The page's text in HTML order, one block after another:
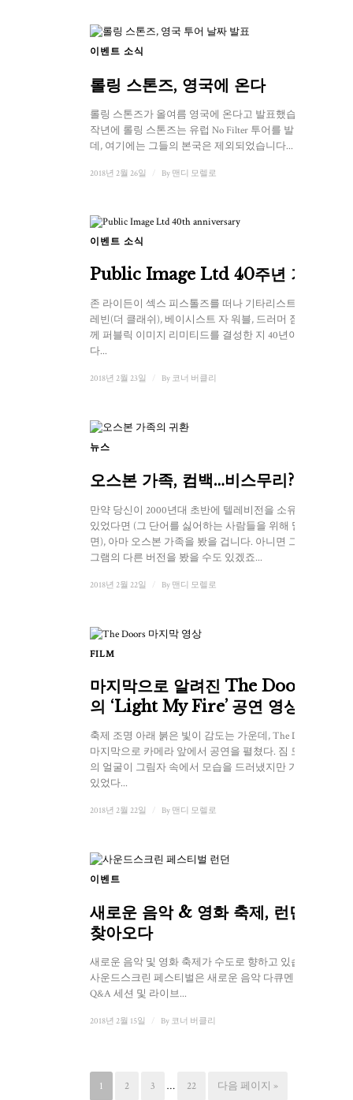
이벤트 소식
롤링 스톤즈, 영국에 온다
롤링 스톤즈가 올여름 영국에 온다고 발표했습니다.
작년에 롤링 스톤즈는 유럽 No Filter 투어를 발표했는
데, 여기에는 그들의 본국은 제외되었습니다...
2018년 2월 26일 By 맨디 모렐로
이벤트 소식
Public Image Ltd 40주년 기념
존 라이든이 섹스 피스톨즈를 떠나 기타리스트 키스
레빈(더 클래쉬), 베이시스트 자 워블, 드러머 짐과 함
께 퍼블릭 이미지 리미티드를 결성한 지 40년이 흘렀
다...
2018년 2월 23일 By 코너 버클리
뉴스
오스본 가족, 컴백…비스무리?
만약 당신이 2000년대 초반에 텔레비전을 소유하고
있었다면 (그 단어를 싫어하는 사람들을 위해 말하자
면), 아마 오스본 가족을 봤을 겁니다. 아니면 그 프로
그램의 다른 버전을 봤을 수도 있겠죠...
2018년 2월 22일 By 맨디 모렐로
FILM
마지막으로 알려진 The Doors
의 ‘Light My Fire’ 공연 영상
축제 조명 아래 붉은 빛이 감도는 가운데, The Doors는
마지막으로 카메라 앞에서 공연을 펼쳤다. 짐 모리슨
의 얼굴이 그림자 속에서 모습을 드러냈지만 가려져
있었다...
2018년 2월 22일 By 맨디 모렐로
이벤트
새로운 음악 & 영화 축제, 런던에
찾아오다
새로운 음악 및 영화 축제가 수도로 향하고 있습니다.
사운드스크린 페스티벌은 새로운 음악 다큐멘터리,
Q&A 세션 및 라이브...
2018년 2월 15일 By 코너 버클리
1 2 3 … 22 다음 페이지 »